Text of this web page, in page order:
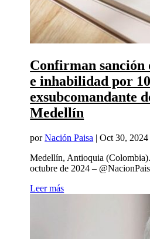
Confirman sanción
e inhabilidad por
exsubcomandante
Medellín
porNación Paisa |Oct 30, 2024
Medellín, Antioquia
octubre de 2024 –
Leer más